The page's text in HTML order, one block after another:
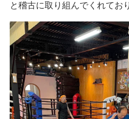
と稽古に取り組んでくれてお